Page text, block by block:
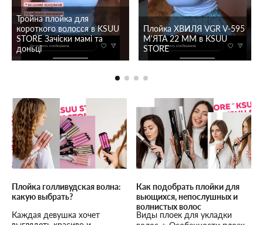
Тройна плойка для
короткого волосся в KSUU
STORE Зачіски мамі та
доньці
Плойка ХВИЛЯ VGR V-595
М'ЯТА 22 ММ в KSUU
STORE
Плойка голливудская волна:
какую выбрать?
Каждая девушка хочет
Как подобрать плойки для
вьющихся, непослушных и
волнистых волос
Виды плоек для укладки